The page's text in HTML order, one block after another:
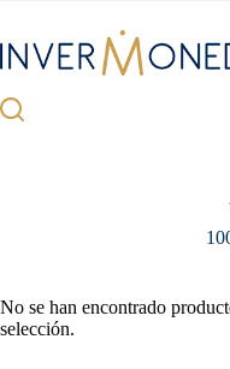
contenido
No se han encontrado
selección.